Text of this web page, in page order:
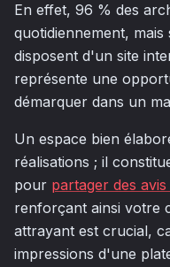
En effet, 96 % des
quotidiennement,
disposent d'un site
représente une
démarquer dans un
Un espace bien
réalisations ; il
pour partager des
renforçant ainsi votre
attrayant est crucial,
impressions d'une